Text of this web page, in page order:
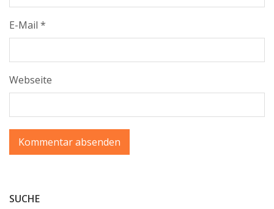
SUCHE
E-Mail *
Webseite